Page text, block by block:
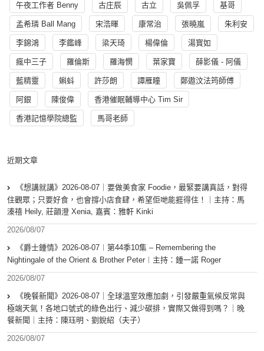
午夜工作者 Benny 古庄辰 古立 吳佩孚 基哥
孟希璘 Ball Mang 宋浩暉 康常治 張曉嵐 朱利安
李錦鴻 李鑑峰 梁天琦 楊偉倫 湯寳如
瘋中三子 羅倫斯 羅海憫 葉家寶 薛影儀 - 阿儀
藍精靈 蝌蚪 許莎朗 譚雁瞳 鄭遨汶法筠師傅
阿銀 陳俊偉 香港催眠輔導中心 Tim Sir
香港記憶學院總監 馬哥老師
近期文章
《想講就講》2026-08-07｜要做美食家 Foodie，最緊要講真話，對得
住觀眾；只要好食，也會撐小店食肆，希望佢哋能捱得住！｜主持：馬
溱禧 Heily, 莊韻澄 Xenia, 嘉賓：雅軒 Kinki
2026/08/07
《爵士鍾情》2026-08-07︱第44季10集 – Remembering the
Nightingale of the Orient & Brother Peter︱主持：鍾一諾 Roger
2026/08/07
《晚餐新聞》2026-08-07｜全球溫室效應加劇，引發嚴重氣候反常與
極端天氣！各地口號式的綠色出行、減少碳排，實際又做得到嗎？｜晚
餐新聞｜主持：陳珏明、劉銳紹（夫子）
2026/08/07